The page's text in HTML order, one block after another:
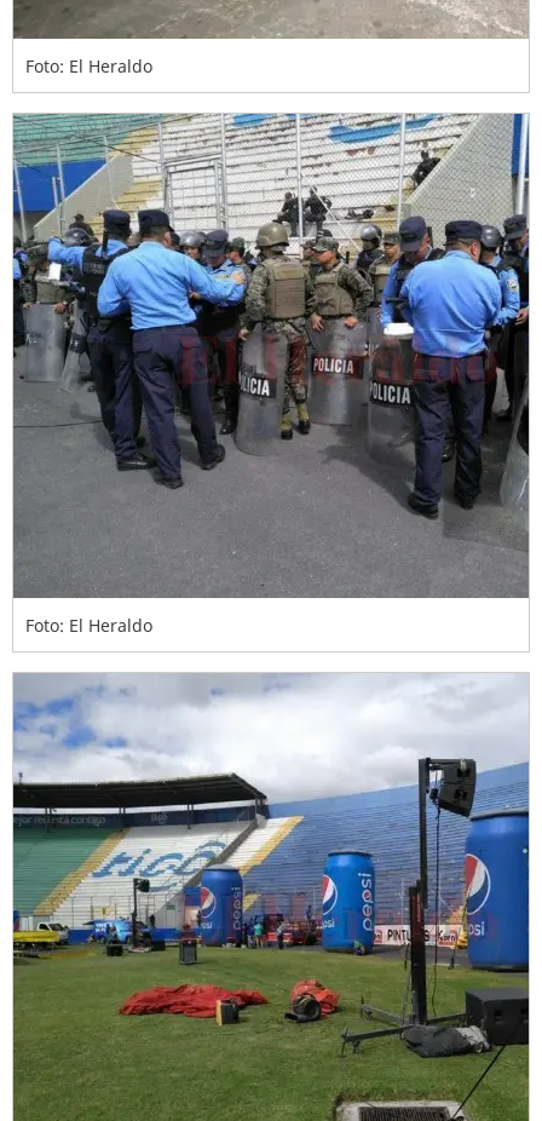
Foto: El Heraldo
Foto: El Heraldo